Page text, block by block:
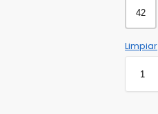
42
Limpiar